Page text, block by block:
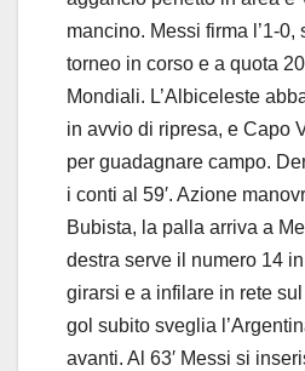
mancino. Messi firma l’1-0,
torneo in corso e a quota
Mondiali. L’Albiceleste
in avvio di ripresa, e Capo
per guadagnare campo.
i conti al 59′. Azione
Bubista, la palla arriva a
destra serve il numero 14
girarsi e a infilare in rete sul
gol subito sveglia
avanti. Al 63′ Messi si